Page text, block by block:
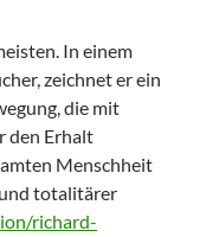
In einem
zeichnet er ein
die mit
den Erhalt
Menschheit
totalitärer
richard-